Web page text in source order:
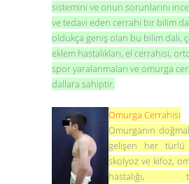
sistemini ve onun sorunlarını
ve tedavi eden cerrahi bir bilim
oldukça geniş olan bu bilim dalı,
eklem hastalıkları, el cerrahisi,
spor yaralanmaları ve omurga
dallara sahiptir.
Omurga Cerrahisi
Omurganın
gelişen her türlü
skolyoz ve kifoz,